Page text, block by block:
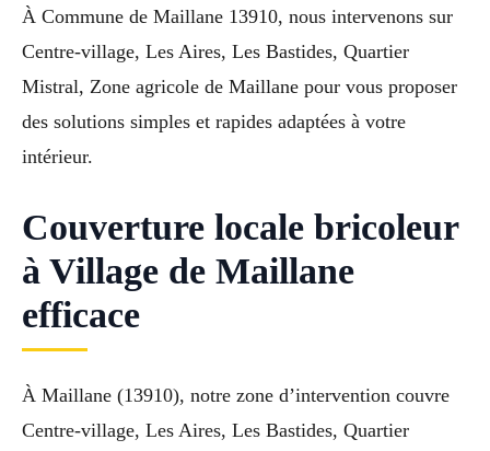
À Commune de Maillane 13910, nous intervenons sur
Centre-village, Les Aires, Les Bastides, Quartier
Mistral, Zone agricole de Maillane pour vous proposer
des solutions simples et rapides adaptées à votre
intérieur.
Couverture locale bricoleur
à Village de Maillane
efficace
À Maillane (13910), notre zone d’intervention couvre
Centre-village, Les Aires, Les Bastides, Quartier